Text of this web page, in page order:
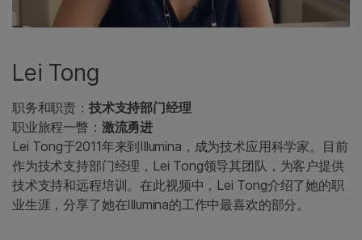
Lei Tong
职务和职责： 技术支持部门经理
职业旅程一瞥： 激流勇进
Lei Tong于2011年来到Illumina，成为技术应用科学家。目前
作为技术支持部门经理，Lei Tong领导其团队，为客户提供
技术支持和远程培训。在此视频中，Lei Tong介绍了她的职
业生涯，分享了她在Illumina的工作中最喜欢的部分。